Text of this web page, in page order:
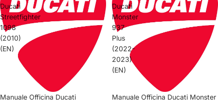
Ducati
Streetfighter
1098
(2010)
(EN)
Manuale Officina Ducati
Ducati
Monster
937
Plus
(2022-
2023)
(EN)
Manuale Officina Ducati Monster